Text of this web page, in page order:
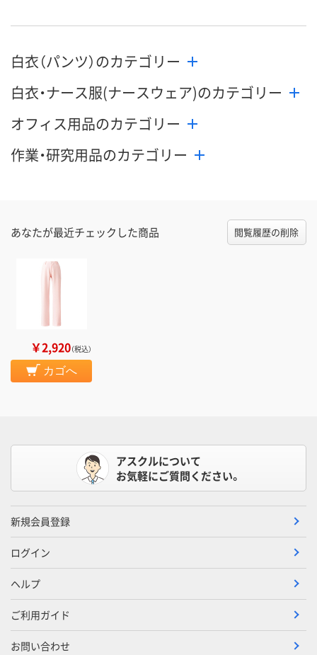
白衣（パンツ）のカテゴリー
白衣・ナース服(ナースウェア)のカテゴリー
オフィス用品のカテゴリー
作業・研究用品のカテゴリー
あなたが最近チェックした商品 閲覧履歴の削除
￥2,920（税込）
カゴへ
アスクルについて
お気軽にご質問ください。
新規会員登録
ログイン
ヘルプ
ご利用ガイド
お問い合わせ